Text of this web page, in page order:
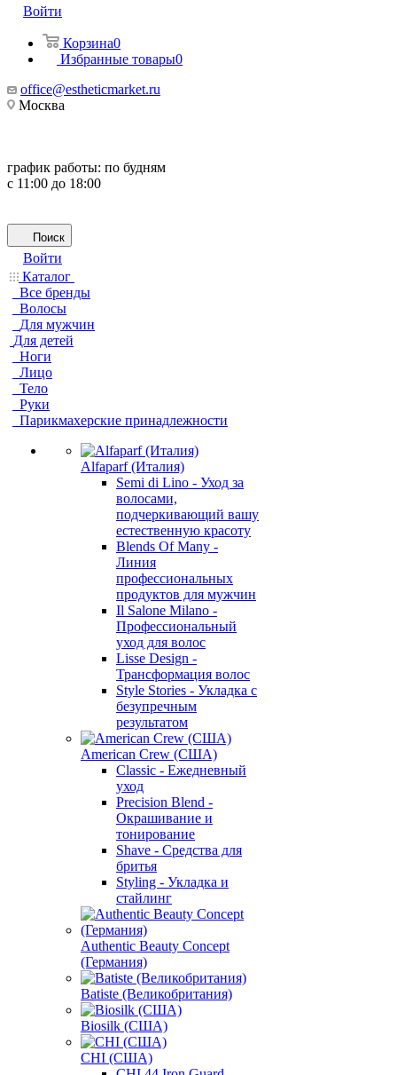
Войти
Корзина0
Избранные товары0
office@estheticmarket.ru
Москва
график работы: по будням
с 11:00 до 18:00
Поиск
Войти
Каталог
Все бренды
Волосы
Для мужчин
Для детей
Ноги
Лицо
Тело
Руки
Парикмахерские принадлежности
Alfaparf (Италия)
Semi di Lino - Уход за
волосами,
подчеркивающий вашу
естественную красоту
Blends Of Many -
Линия
профессиональных
продуктов для мужчин
Il Salone Milano -
Профессиональный
уход для волос
Lisse Design -
Трансформация волос
Style Stories - Укладка с
безупречным
результатом
American Crew (США)
Classic - Ежедневный
уход
Precision Blend -
Окрашивание и
тонирование
Shave - Средства для
бритья
Styling - Укладка и
стайлинг
Authentic Beauty Concept
(Германия)
Batiste (Великобритания)
Biosilk (США)
CHI (США)